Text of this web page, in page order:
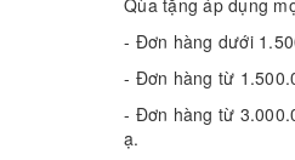
- Đơn hàng dưới
- Đơn hàng từ
- Đơn hàng từ
ạ.